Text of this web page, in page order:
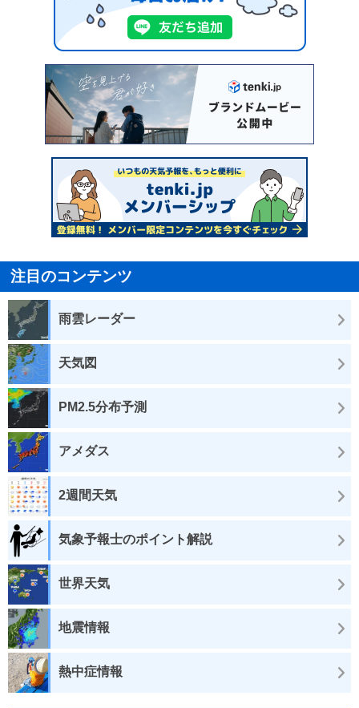
注目のコンテンツ
雨雲レーダー
天気図
PM2.5分布予測
アメダス
2週間天気
気象予報士のポイント解説
世界天気
地震情報
熱中症情報